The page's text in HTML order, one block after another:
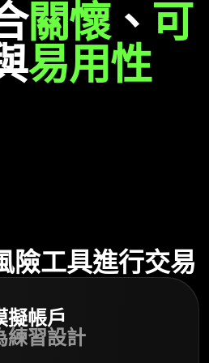
關懷、 可
易用性
險工具進行交易
擬帳戶
練習設計